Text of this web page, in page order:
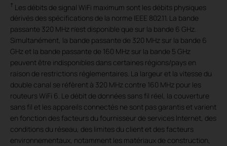
† Les débits de signal WiFi maximum sont les débits physiques
dérivés des spécifications de la norme IEEE 802.11. La bande
passante 320 MHz n'est disponible que sur la bande 6 GHz.
Simultanément, la bande passante de 320 MHz sur la bande 6
GHz et la bande passante de 160 MHz sur la bande 5 GHz
peuvent être indisponibles dans certaines régions/pays en
raison de restrictions réglementaires. La largeur et la vitesse du
double canal se réfèrent à 320 MHz contre 160 MHz pour les
routeurs WiFi 6. Le débit de données sans fil réel, la couverture
sans fil et les appareils connectés ne sont pas garantis et varient
en fonction des facteurs du fournisseur de services Internet, des
conditions du réseau, des limites du client et des facteurs
environnementaux, notamment les matériaux de construction,